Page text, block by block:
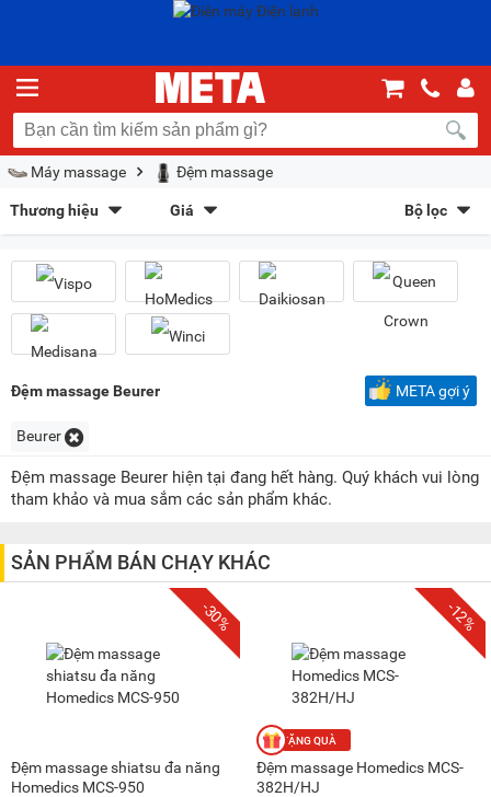
Máy massage Đệm massage
Thương hiệu
Vispo (3)
Medisana
Giá
Sắp xếp theo
Bán chạy nhất Giá tăng dần Giá giảm dần Giảm giá
Mới nhất Trả góp
Chọn khoảng giá
1 triệu - 1,5 triệu
(5)
2 triệu - 3 triệu (2)
8 triệu - 10 triệu (1)
10 triệu - 15 triệu (3)
Bộ lọc
Đệm massage Beurer META gợi ý
Beurer
Đệm massage Beurer hiện tại đang hết hàng. Quý khách vui lòng
tham khảo và mua sắm các sản phẩm khác.
SẢN PHẨM BÁN CHẠY KHÁC
-30%
Đệm massage shiatsu đa năng
Homedics MCS-950
-12%
Đệm massage Homedics MCS-
382H/HJ